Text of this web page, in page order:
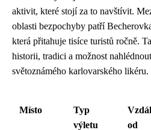
aktivit, které stojí za to navštívit.
oblasti bezpochyby patří
která přitahuje tisíce turistů ročně.
historii, tradici a možnost
světoznámého karlovarského likéru.
Místo
Typ
výletu
od